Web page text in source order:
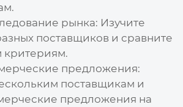
рынка: Изучите
поставщиков и сравните
критериям.
предложения:
поставщикам и
предложения на